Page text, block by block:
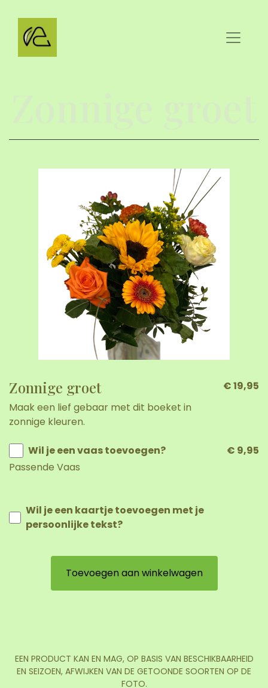
Zonnige groet
Maak een lief gebaar met dit boeket in
zonnige kleuren.
€ 19,95
Wil je een vaas toevoegen?
Passende Vaas
€ 9,95
Wil je een kaartje toevoegen met je
persoonlijke tekst?
Toevoegen aan winkelwagen
EEN PRODUCT KAN EN MAG, OP BASIS VAN BESCHIKBAARHEID
EN SEIZOEN, AFWIJKEN VAN DE GETOONDE SOORTEN OP DE
FOTO.